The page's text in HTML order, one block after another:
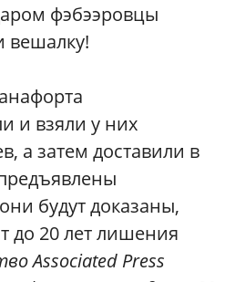
фэбээровцы
вешалку!
и взяли у них
а затем доставили в
будут доказаны,
до 20 лет лишения
Associated Press